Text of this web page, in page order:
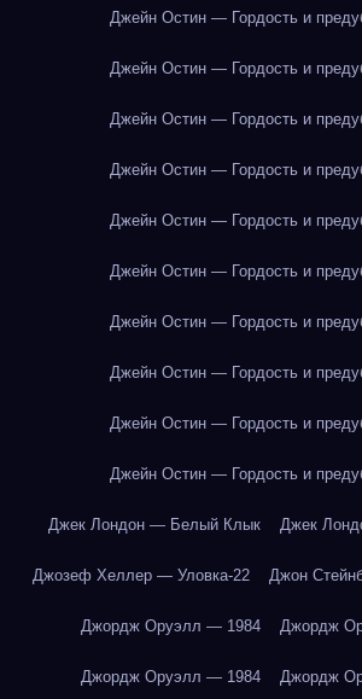
Джейн Остин — Гордость и
Джейн Остин — Гордость и
Джейн Остин — Гордость и
Джейн Остин — Гордость и
Джейн Остин — Гордость и
Джейн Остин — Гордость и
Джейн Остин — Гордость и
Джейн Остин — Гордость и
Джейн Остин — Гордость и
Джейн Остин — Гордость и
Джек Лондон — Белый Клык Джек
Джозеф Хеллер — Уловка-22 Джон
Джордж Оруэлл — 1984 Джордж
Джордж Оруэлл — 1984 Джордж